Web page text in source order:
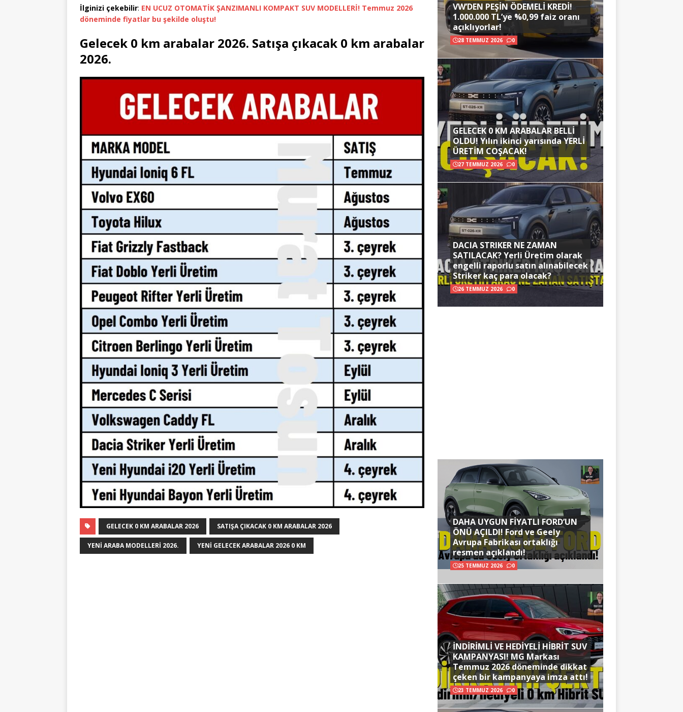
İlginizi çekebilir: EN UCUZ OTOMATİK ŞANZIMANLI KOMPAKT SUV MODELLERİ! Temmuz 2026
döneminde fiyatlar bu şekilde oluştu!
Gelecek 0 km arabalar 2026. Satışa çıkacak 0 km arabalar
2026.
GELECEK 0 KM ARABALAR 2026 SATIŞA ÇIKACAK 0 KM ARABALAR 2026
YENI ARABA MODELLERI 2026. YENI GELECEK ARABALAR 2026 0 KM
VW’DEN PEŞİN ÖDEMELİ KREDİ!
1.000.000 TL’ye %0,99 faiz oranı
açıklıyorlar!
28 TEMMUZ 2026 0
GELECEK 0 KM ARABALAR BELLİ
OLDU! Yılın ikinci yarısında YERLİ
ÜRETİM COŞACAK!
27 TEMMUZ 2026 0
DACIA STRIKER NE ZAMAN
SATILACAK? Yerli Üretim olarak
engelli raporlu satın alınabilecek
Striker kaç para olacak?
26 TEMMUZ 2026 0
DAHA UYGUN FİYATLI FORD’UN
ÖNÜ AÇILDI! Ford ve Geely
Avrupa Fabrikası ortaklığı
resmen açıklandı!
25 TEMMUZ 2026 0
İNDİRİMLİ VE HEDİYELİ HİBRİT SUV
KAMPANYASI! MG Markası
Temmuz 2026 döneminde dikkat
çeken bir kampanyaya imza attı!
23 TEMMUZ 2026 0